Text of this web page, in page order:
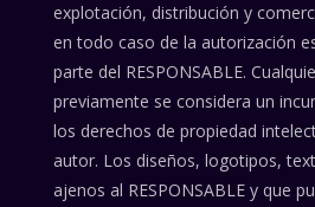
explotación, distribución y
en todo caso de la autorización
parte del RESPONSABLE.
previamente se considera un
los derechos de propiedad
autor. Los diseños, logotipos,
ajenos al RESPONSABLE y que